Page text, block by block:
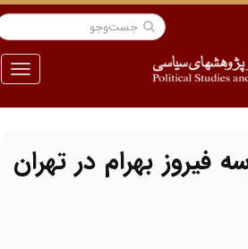
منو
فیروز بهرام در تهران